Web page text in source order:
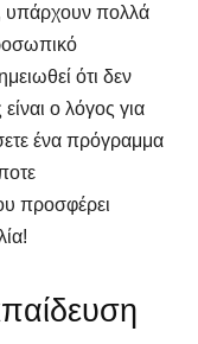
υπάρχουν πολλά
ότι δεν
ο λόγος για
ένα πρόγραμμα
προσφέρει